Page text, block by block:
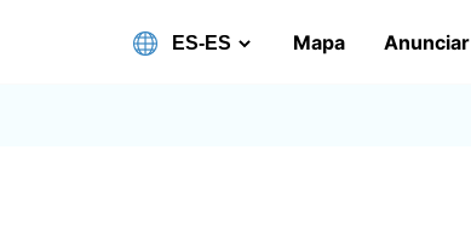
Mapa Anunciar